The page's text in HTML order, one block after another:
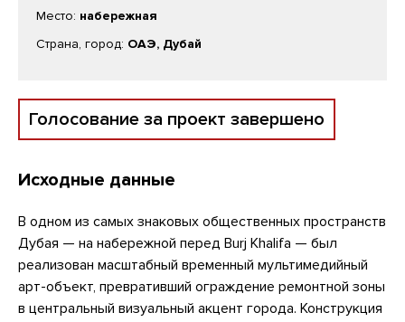
Место: набережная
Страна, город: ОАЭ, Дубай
Голосование за проект завершено
Исходные данные
В одном из самых знаковых общественных пространств
Дубая — на набережной перед Burj Khalifa — был
реализован масштабный временный мультимедийный
арт-объект, превративший ограждение ремонтной зоны
в центральный визуальный акцент города. Конструкция